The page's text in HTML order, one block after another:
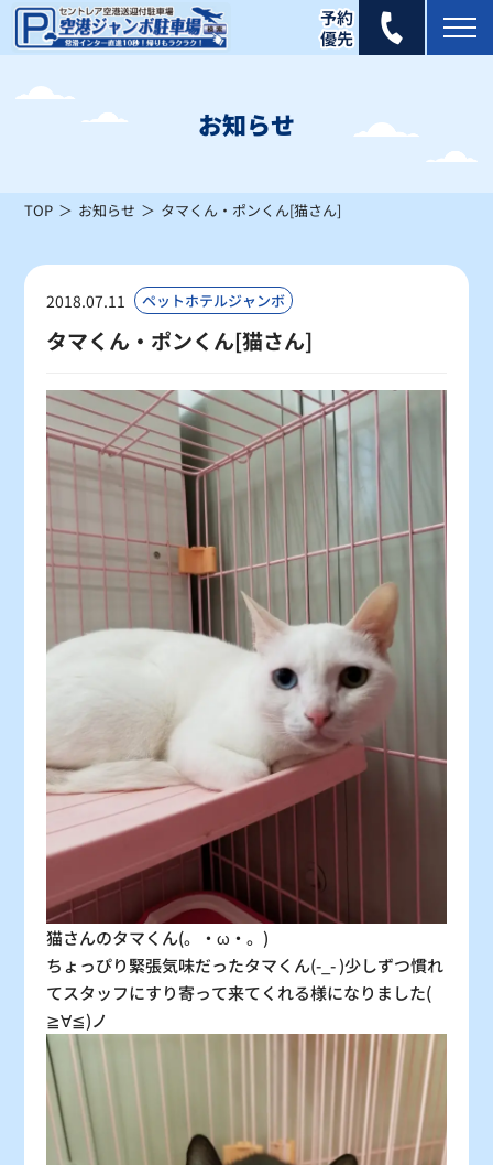
2026年 8月
日
1
×
2 3 4 5 6
×
10
△
11
△
12
×
13
×
△ △ 〇 〇 〇 〇 〇
23
〇
24
〇
25
〇
26
〇 〇 〇 〇
30
〇
31
〇
：シーズン料金 〇 ：空車
お知らせ
TOP お知らせ タマくん・ポンくん[猫さん]
2018.07.11 ペットホテルジャンボ
タマくん・ポンくん[猫さん]
猫さんのタマくん(。・ω・。)
ちょっぴり緊張気味だったタマくん(-_- )少しずつ慣れ
てスタッフにすり寄って来てくれる様になりました(
≧∀≦)ノ